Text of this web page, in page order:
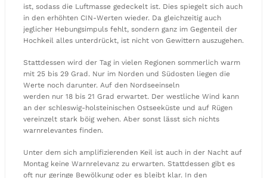
ist, sodass die Luftmasse gedeckelt ist. Dies spiegelt sich auch
in den erhöhten CIN-Werten wieder. Da gleichzeitig auch
jeglicher Hebungsimpuls fehlt, sondern ganz im Gegenteil der
Hochkeil alles unterdrückt, ist nicht von Gewittern auszugehen.
Stattdessen wird der Tag in vielen Regionen sommerlich warm
mit 25 bis 29 Grad. Nur im Norden und Südosten liegen die
Werte noch darunter. Auf den Nordseeinseln
werden nur 18 bis 21 Grad erwartet. Der westliche Wind kann
an der schleswig-holsteinischen Ostseeküste und auf Rügen
vereinzelt stark böig wehen. Aber sonst lässt sich nichts
warnrelevantes finden.
Unter dem sich amplifizierenden Keil ist auch in der Nacht auf
Montag keine Warnrelevanz zu erwarten. Stattdessen gibt es
oft nur geringe Bewölkung oder es bleibt klar. In den